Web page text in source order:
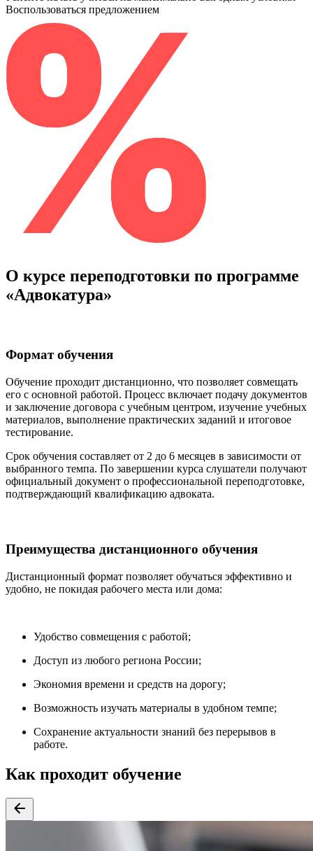
Воспользоваться предложением
О курсе переподготовки по программе
«Адвокатура»
Формат обучения
Обучение проходит дистанционно, что позволяет совмещать
его с основной работой. Процесс включает подачу документов
и заключение договора с учебным центром, изучение учебных
материалов, выполнение практических заданий и итоговое
тестирование.
Срок обучения составляет от 2 до 6 месяцев в зависимости от
выбранного темпа. По завершении курса слушатели получают
официальный документ о профессиональной переподготовке,
подтверждающий квалификацию адвоката.
Преимущества дистанционного обучения
Дистанционный формат позволяет обучаться эффективно и
удобно, не покидая рабочего места или дома:
Удобство совмещения с работой;
Доступ из любого региона России;
Экономия времени и средств на дорогу;
Возможность изучать материалы в удобном темпе;
Сохранение актуальности знаний без перерывов в
работе.
Как проходит обучение